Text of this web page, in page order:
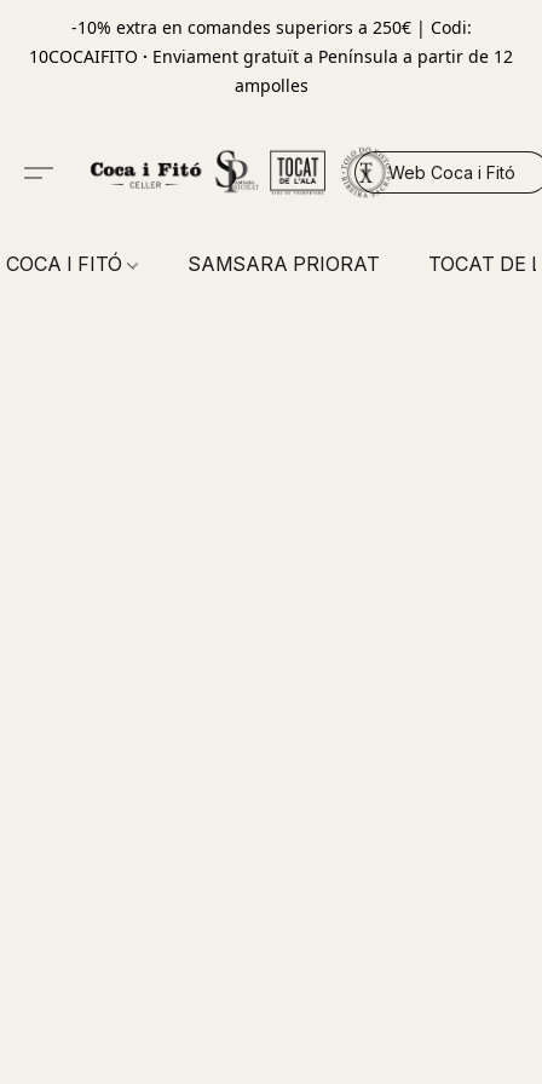
-10% extra en comandes superiors a 250€ | Codi:
10COCAIFITO · Enviament gratuït a Península a partir de 12
ampolles
Web Coca i Fitó
COCA I FITÓ SAMSARA PRIORAT TOCAT DE